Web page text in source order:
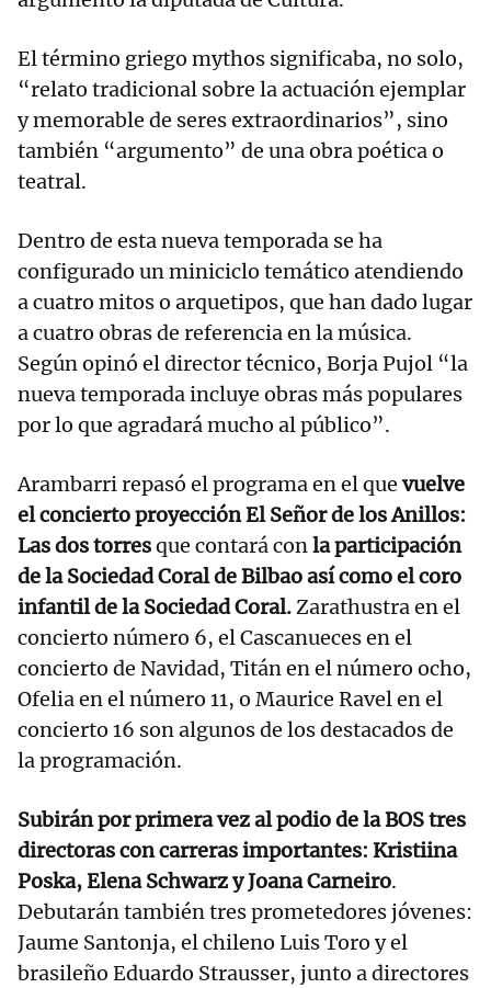
El término griego mythos significaba, no solo,
“relato tradicional sobre la actuación ejemplar
y memorable de seres extraordinarios”, sino
también “argumento” de una obra poética o
teatral.
Dentro de esta nueva temporada se ha
configurado un miniciclo temático atendiendo
a cuatro mitos o arquetipos, que han dado lugar
a cuatro obras de referencia en la música.
Según opinó el director técnico, Borja Pujol “la
nueva temporada incluye obras más populares
por lo que agradará mucho al público”.
Arambarri repasó el programa en el que vuelve
el concierto proyección El Señor de los Anillos:
Las dos torresque contará conla participación
de la Sociedad Coral de Bilbao así como el coro
infantil de la Sociedad Coral.Zarathustra en el
concierto número 6, el Cascanueces en el
concierto de Navidad, Titán en el número ocho,
Ofelia en el número 11, o Maurice Ravel en el
concierto 16 son algunos de los destacados de
la programación.
Subirán por primera vez al podio de la BOS tres
directoras con carreras importantes: Kristiina
Poska, Elena Schwarz y Joana Carneiro.
Debutarán también tres prometedores jóvenes:
Jaume Santonja, el chileno Luis Toro y el
brasileño Eduardo Strausser, junto a directores